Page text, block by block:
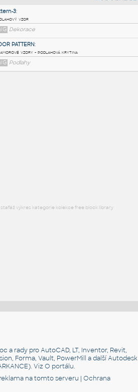
výkres kategorie kolekce free block library
a rady pro AutoCAD, LT, Inventor, Revit,
Forma, Vault, PowerMill a další Autodesk
VizO portálu.
na tomto serveru |Ochrana